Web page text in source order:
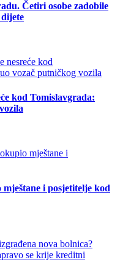
Četiri osobe zadobile
kod Tomislavgrada:
i posjetitelje kod